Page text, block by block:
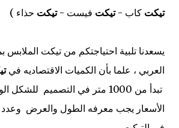
تيكت كاب -تيكت فيست -تيكت حذاء )
يسعدنا تلبية احتياجتكم من تيكت
العربي ، علما بأن الكميات الاقتصاديه في
تبدأ من 1000 متر في التصميم
الأسعار يجب معرفه الطول والعرض وعدد